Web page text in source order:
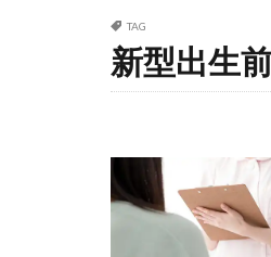
TAG
新型出生